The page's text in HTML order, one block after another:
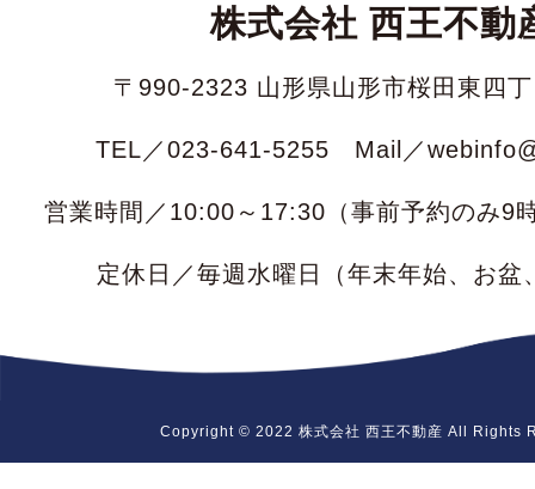
株式会社 西王不動
〒990-2323 山形県山形市桜田東四
TEL／023-641-5255 Mail／
営業時間／10:00～17:30（事前予約のみ9
定休日／毎週水曜日 （年末年始、お
Copyright © 2022 株式会社 西王不動産 All Rights